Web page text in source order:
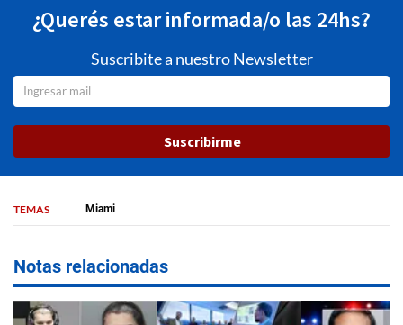
¿Querés estar informada/o las 24hs?
Suscribite a nuestro Newsletter
Suscribirme
TEMAS Miami
Notas relacionadas